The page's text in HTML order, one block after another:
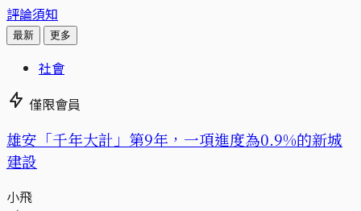
評論須知
最新 更多
社會
僅限會員
​​雄安「千年大計」第9年，一項進度為0.9%的新城
建設
小飛